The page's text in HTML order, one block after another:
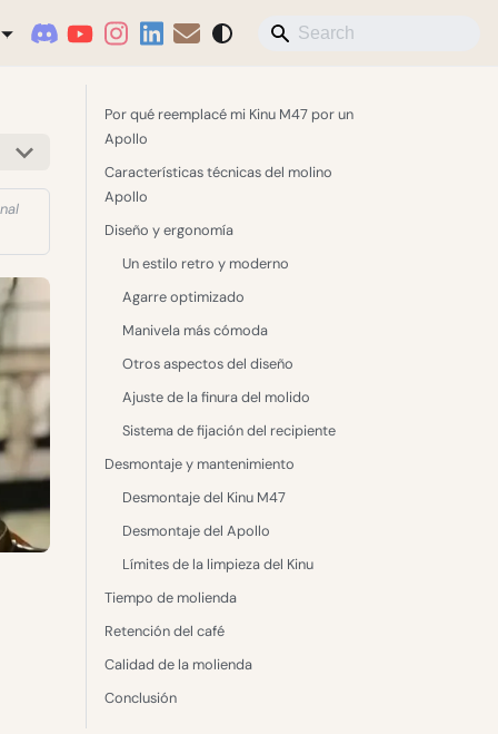
Por qué reemplacé mi Kinu M47 por un
Apollo
Características técnicas del molino
Apollo
Diseño y ergonomía
Un estilo retro y moderno
Agarre optimizado
Manivela más cómoda
Otros aspectos del diseño
Ajuste de la finura del molido
Sistema de fijación del recipiente
Desmontaje y mantenimiento
Desmontaje del Kinu M47
Desmontaje del Apollo
Límites de la limpieza del Kinu
Tiempo de molienda
Retención del café
Calidad de la molienda
Conclusión